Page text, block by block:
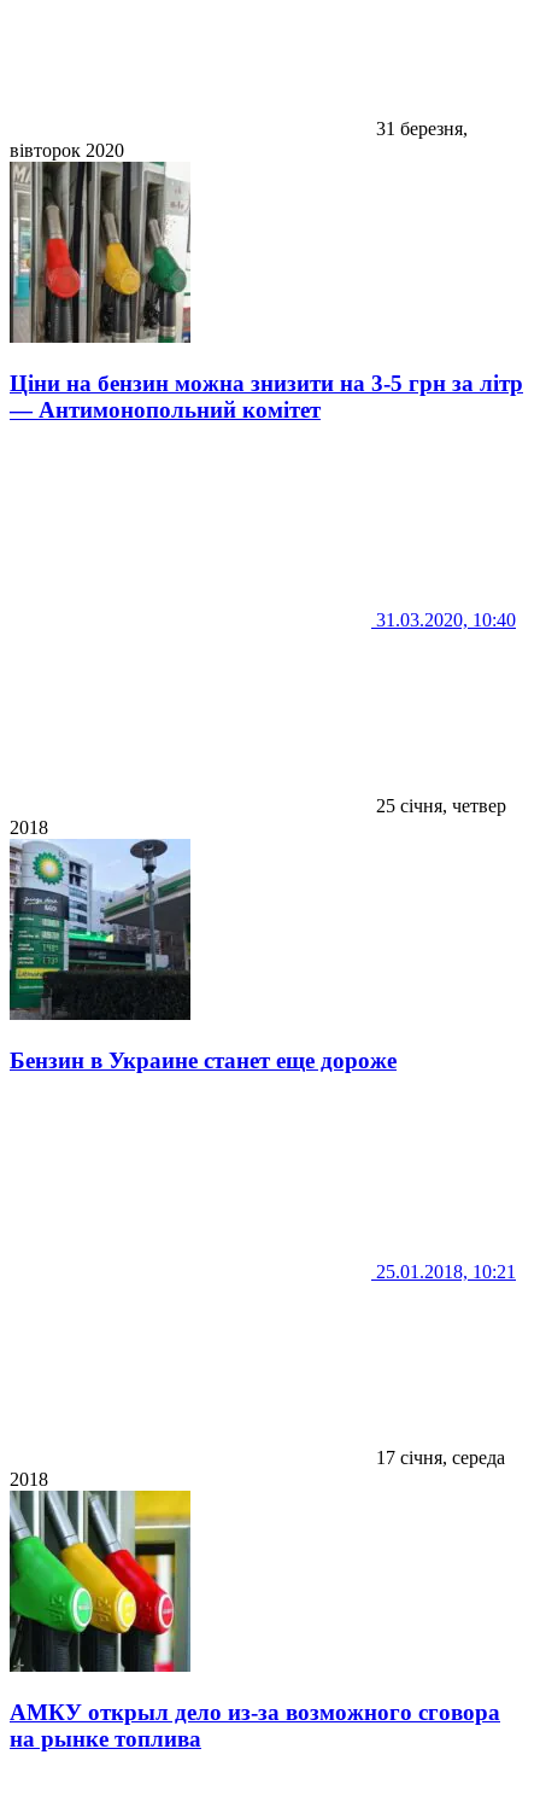
31 березня,
вівторок 2020
Ціни на бензин можна знизити на 3-5 грн за літр
— Антимонопольний комітет
31.03.2020, 10:40
25 січня, четвер
2018
Бензин в Украине станет еще дороже
25.01.2018, 10:21
17 січня, середа
2018
АМКУ открыл дело из-за возможного сговора
на рынке топлива